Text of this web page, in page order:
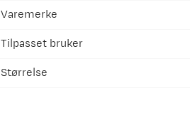
Varemerke
Tilpasset bruker
Størrelse